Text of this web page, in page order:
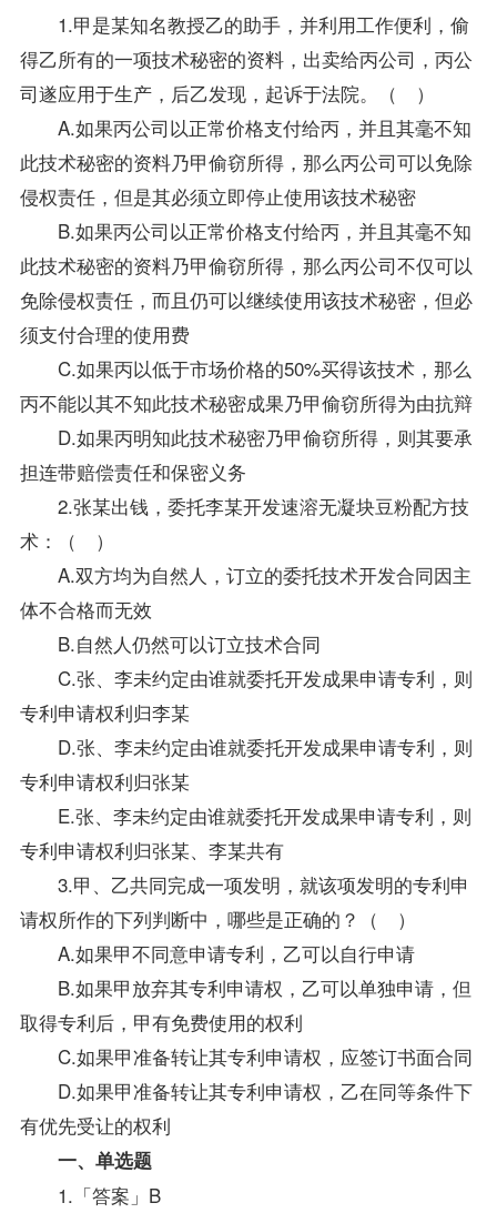
1.甲是某知名教授乙的助手，并利用工作便利，偷
得乙所有的一项技术秘密的资料，出卖给丙公司，丙公
司遂应用于生产，后乙发现，起诉于法院。（ ）
A.如果丙公司以正常价格支付给丙，并且其毫不知
此技术秘密的资料乃甲偷窃所得，那么丙公司可以免除
侵权责任，但是其必须立即停止使用该技术秘密
B.如果丙公司以正常价格支付给丙，并且其毫不知
此技术秘密的资料乃甲偷窃所得，那么丙公司不仅可以
免除侵权责任，而且仍可以继续使用该技术秘密，但必
须支付合理的使用费
C.如果丙以低于市场价格的50%买得该技术，那么
丙不能以其不知此技术秘密成果乃甲偷窃所得为由抗辩
D.如果丙明知此技术秘密乃甲偷窃所得，则其要承
担连带赔偿责任和保密义务
2.张某出钱，委托李某开发速溶无凝块豆粉配方技
术：（ ）
A.双方均为自然人，订立的委托技术开发合同因主
体不合格而无效
B.自然人仍然可以订立技术合同
C.张、李未约定由谁就委托开发成果申请专利，则
专利申请权利归李某
D.张、李未约定由谁就委托开发成果申请专利，则
专利申请权利归张某
E.张、李未约定由谁就委托开发成果申请专利，则
专利申请权利归张某、李某共有
3.甲、乙共同完成一项发明，就该项发明的专利申
请权所作的下列判断中，哪些是正确的？（ ）
A.如果甲不同意申请专利，乙可以自行申请
B.如果甲放弃其专利申请权，乙可以单独申请，但
取得专利后，甲有免费使用的权利
C.如果甲准备转让其专利申请权，应签订书面合同
D.如果甲准备转让其专利申请权，乙在同等条件下
有优先受让的权利
一、单选题
1.「答案 」B